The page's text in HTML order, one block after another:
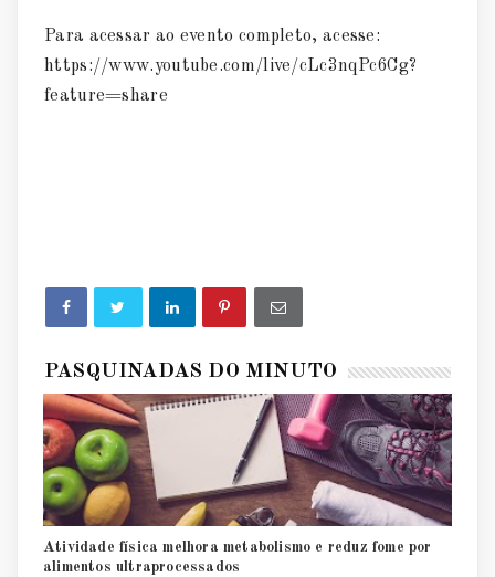
Para acessar ao evento completo, acesse:
https://www.youtube.com/live/cLc3nqPc6Cg?
feature=share
PASQUINADAS DO MINUTO
Atividade física melhora metabolismo e reduz fome por
alimentos ultraprocessados